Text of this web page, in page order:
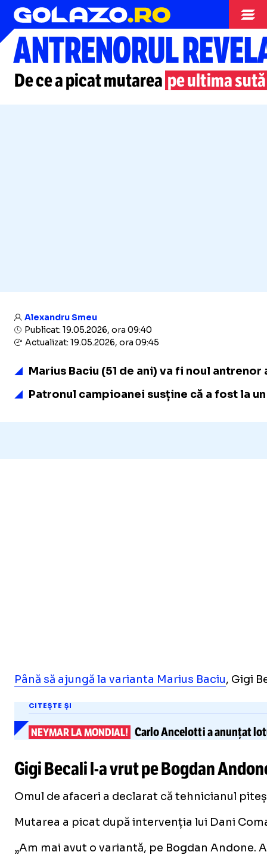
Superliga
ANTRENORUL
De ce a picat mutarea pe ultima
Alexandru Smeu
Publicat: 19.05.2026, ora 09:40
Actualizat: 19.05.2026, ora 09:45
Marius Baciu (51 de ani) va fi noul
Patronul campioanei susține că a fost la
Până să ajungă la varianta Marius Baciu, Gigi
CITEȘTE ȘI
NEYMAR LA MONDIAL! Carlo Ancelotti a anunțat
Gigi Becalil-avrut pe Bogdan
Omul de afaceri a declarat că tehnicianul
Mutarea a picat după intervenția lui Dani
„Am mai avut o variantă, pe Bogdan Andone.